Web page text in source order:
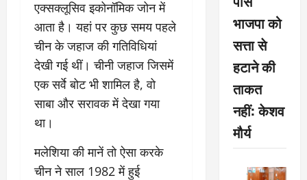
एक्‍सक्‍लूसिव इकोनॉमिक जोन में
आता है। यहां पर कुछ समय पहले
चीन के जहाज की गतिविधियां
देखी गई थीं। चीनी जहाज जिसमें
एक सर्वे बोट भी शामिल है, वो
साबा और सरावक में देखा गया
था।
मलेशिया की मानें तो ऐसा करके
चीन ने साल 1982 में हुई
भाजपा को
सत्ता से
हटाने की
ताकत
नहीं: केशव
मौर्य